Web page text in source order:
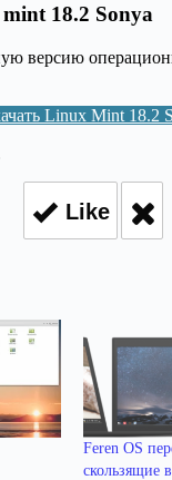
18.2 Sonya
версию
Linux Mint 18.2
Like
Feren OS
скользящие